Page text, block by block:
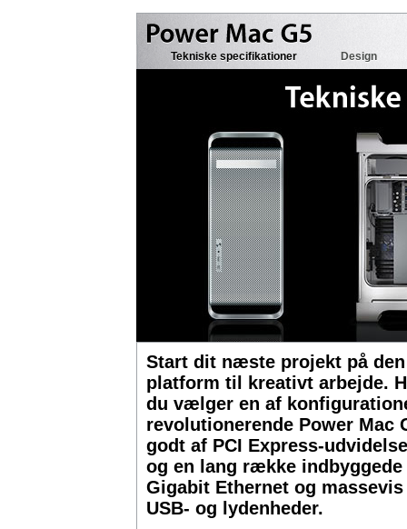
Tekniske specifikationer Design
Start dit næste projekt på
platform til kreativt arbejde.
du vælger en af
revolutionerende Power Mac
godt af PCI Express-
og en lang række
Gigabit Ethernet og
USB- og lydenheder.